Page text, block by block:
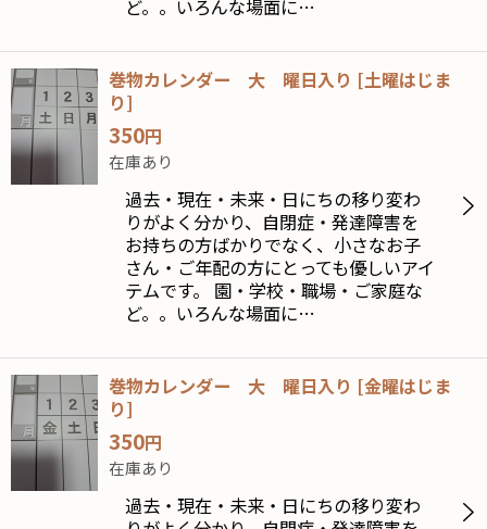
ど。。いろんな場面に…
巻物カレンダー 大 曜日入り [土曜はじま
り]
350円
在庫あり
過去・現在・未来・日にちの移り変わ
りがよく分かり、自閉症・発達障害を
お持ちの方ばかりでなく、小さなお子
さん・ご年配の方にとっても優しいアイ
テムです。 園・学校・職場・ご家庭な
ど。。いろんな場面に…
巻物カレンダー 大 曜日入り [金曜はじま
り]
350円
在庫あり
過去・現在・未来・日にちの移り変わ